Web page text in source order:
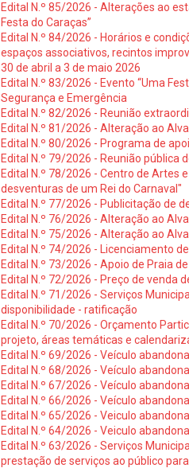
Edital N.º 85/2026 - Alterações ao
Festa do Caraças”
Edital N.º 84/2026 - Horários e
espaços associativos, recintos
30 de abril a 3 de maio 2026
Edital N.º 83/2026 - Evento “Uma
Segurança e Emergência
Edital N.º 82/2026 - Reunião
Edital N.º 81/2026 - Alteração ao
Edital N.º 80/2026 - Programa de
Edital N.º 79/2026 - Reunião pública
Edital N.º 78/2026 - Centro de Artes
desventuras de um Rei do Carnaval"
Edital N.º 77/2026 - Publicitação de
Edital N.º 76/2026 - Alteração ao
Edital N.º 75/2026 - Alteração ao
Edital N.º 74/2026 - Licenciamento
Edital N.º 73/2026 - Apoio de Praia
Edital N.º 72/2026 - Preço de venda
Edital N.º 71/2026 - Serviços
disponibilidade - ratificação
Edital N.º 70/2026 - Orçamento
projeto, áreas temáticas e
Edital N.º 69/2026 - Veículo
Edital N.º 68/2026 - Veículo
Edital N.º 67/2026 - Veículo
Edital N.º 66/2026 - Veículo
Edital N.º 65/2026 - Veiculo
Edital N.º 64/2026 - Veiculo
Edital N.º 63/2026 - Serviços
prestação de serviços ao público